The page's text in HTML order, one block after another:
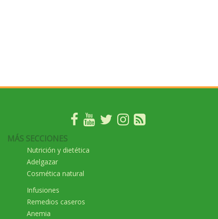
MÁS SECCIONES
Nutrición y dietética
Adelgazar
Cosmética natural
Infusiones
Remedios caseros
Anemia